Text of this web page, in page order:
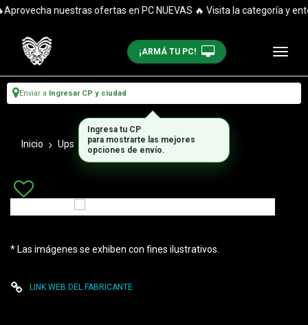
nuestras ofertas en PC NUEVAS 🔥 Visita la categoría y
¡ARMÁ TU PC!
Enviar a Ingresar CP y ciudad
Inicio Ups Equipos Ups
* Las imágenes se exhiben con fines ilustrativos.
LINK WEB DEL FABRICANTE
Ingresa tu CP
para mostrarte las mejores
opciones de envío.